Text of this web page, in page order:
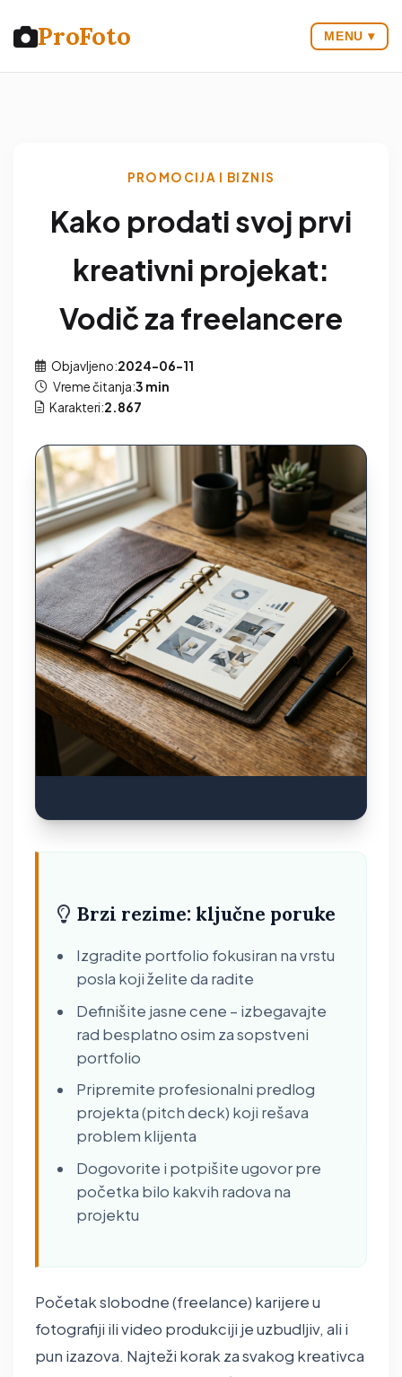
ProFoto MENU ▾
PROMOCIJA I BIZNIS
Kako prodati svoj prvi
kreativni projekat:
Vodič za freelancere
Objavljeno:2024-06-11
Vreme čitanja:3 min
Karakteri:2.867
Brzi rezime: ključne poruke
Izgradite portfolio fokusiran na vrstu
posla koji želite da radite
Definišite jasne cene – izbegavajte
rad besplatno osim za sopstveni
portfolio
Pripremite profesionalni predlog
projekta (pitch deck) koji rešava
problem klijenta
Dogovorite i potpišite ugovor pre
početka bilo kakvih radova na
projektu
Početak slobodne (freelance) karijere u
fotografiji ili video produkciji je uzbudljiv, ali i
pun izazova. Najteži korak za svakog kreativca